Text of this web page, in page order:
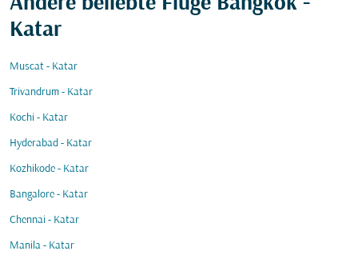
Katar
Muscat - Katar
Trivandrum - Katar
Kochi - Katar
Hyderabad - Katar
Kozhikode - Katar
Bangalore - Katar
Chennai - Katar
Manila - Katar